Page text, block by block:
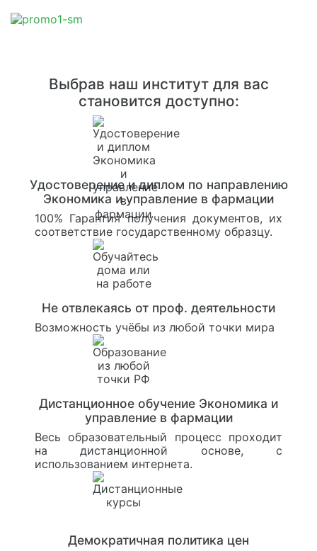
Выбрав наш институт для вас
становится доступно:
Удостоверение и диплом по направлению
Экономика и управление в фармации
100% Гарантия получения документов, их
соответствие государственному образцу.
Не отвлекаясь от проф. деятельности
Возможность учёбы из любой точки мира
Дистанционное обучение Экономика и
управление в фармации
Весь образовательный процесс проходит
на дистанционной основе, с
использованием интернета.
Демократичная политика цен